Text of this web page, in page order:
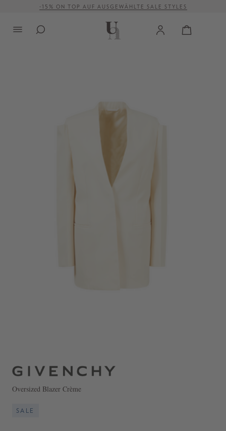
springen-15% ON TOP AUF AUSGEWÄHLTE SALE STYLES
Oversized Blazer Crème
SALE